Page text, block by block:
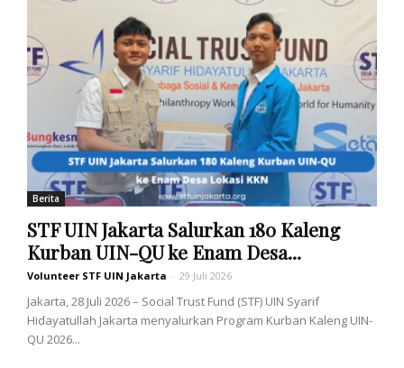
Berita
STF UIN Jakarta Salurkan 180 Kaleng
Kurban UIN-QU ke Enam Desa...
Volunteer STF UIN Jakarta - 29 Juli 2026
Jakarta, 28 Juli 2026 – Social Trust Fund (STF) UIN Syarif
Hidayatullah Jakarta menyalurkan Program Kurban Kaleng UIN-
QU 2026...